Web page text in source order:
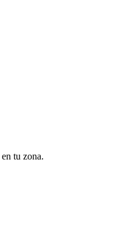
en tu zona.